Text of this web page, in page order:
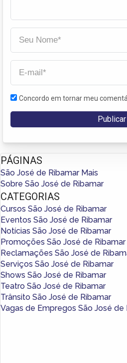
Concordo em tornar meu
PÁGINAS
São José de Ribamar Mais
Sobre São José de Ribamar
CATEGORIAS
Cursos São José de Ribamar
Eventos São José de Ribamar
Notícias São José de Ribamar
Promoções São José de Ribamar
Reclamações São José de
Serviços São José de Ribamar
Shows São José de Ribamar
Teatro São José de Ribamar
Trânsito São José de Ribamar
Vagas de Empregos São José de